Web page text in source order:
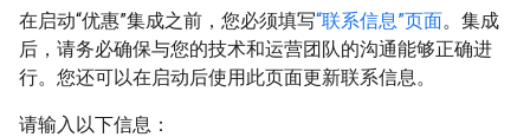
在启动“优惠”集成之前，您必须填写“联系信息”页面。集成
后，请务必确保与您的技术和运营团队的沟通能够正确进
行。您还可以在启动后使用此页面更新联系信息。
请输入以下信息：